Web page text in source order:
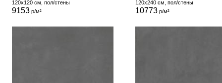
120x120 см, пол/стены
9153р/м²
120x240 см, пол/стены
10773р/м²